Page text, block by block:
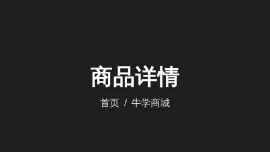
商品详情
首页 牛学商城